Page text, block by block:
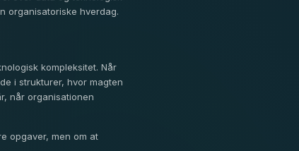
organisatoriske hverdag.
kompleksitet. Når
i strukturer, hvor magten
når organisationen
opgaver, men om at